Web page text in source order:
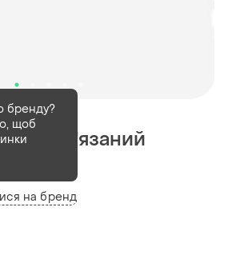
в'язаний
бренду?
щоб
на бренд